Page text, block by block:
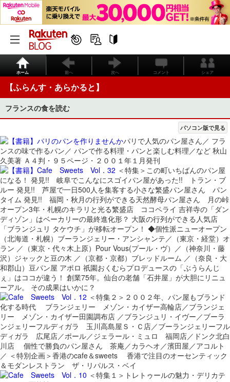
ホーム 前へ 次へ コメント シェア
【ふらんす・あらかると】
フランスの食を読む
パソコン版で見る
パリで人気のパン屋さん／ フラ
ンスの味で作るパン／ パンで作る料理・パンと楽しむ料理／など 秋山
久美著 Ａ４判・９５ページ・２００１年１月発刊
＜特集＞この町いちばんのパン屋
になる！ 発見!! 岐阜でこんなにスゴイパン屋があった!! トラン・ブ
ルー 発見!! 芦屋で一日500人を集客する小さな繁盛パン屋さん パン
タイム 発見!! 福岡・秋月の行列ができる天然酵母パン屋さん 月の峠
オープン3年・札幌のキラリと光る繁盛店 ココペライ 吉祥寺の「ダン
ディゾン」はベーカリーの最終進化形？ 大阪の行列ができる人気店
「ブランジュリ タケウチ」が移転オープン！ ◆個性派ニューオープン
（北海道・札幌）ブーランジェリー・アンシャンテ／（東京・経堂）オ
ラン ／（東京・代々木上原）Pour Vous(プール・ヴ）／（神奈川・藤
沢）ジャックと豆の木 ／（京都・京都）ブレッドルーム ／（奈良・大
和郡山）豆パン屋 アポロ 祇園おくむらプロデュースの「ぶうらんじ
ぇ」はココが違う！ 創業75年。仙台の老舗「石井屋」が大胆にリニュ
ーアル。 その成果はいかに？
＜特集２＞２００２年、パン屋もブランド
化する時代 ブランジェリー メゾン・カイザー高輪店／ブランジェ
リー メゾン・カイザー田園調布店 ／ブランジュリ・イヴー／ブーラ
ンジェリーフルディガラ 玉川高島屋Ｓ・Ｃ店／ブーランジェリーフル
ディガラ 広尾店／ポール／ジェラール・ミュロ 福岡店／ドンク北白
川店 個性で勝負のパン屋さん 茶庵／カラヘオ／濱田屋／アコルト
／ ＜特別企画＞香港のcafe＆sweets 香港で注目のオーセンティック
＆モダンレストラン ザ・リパルス・ベイ
＜特集１＞トレトゥールの魅力・デリカテ